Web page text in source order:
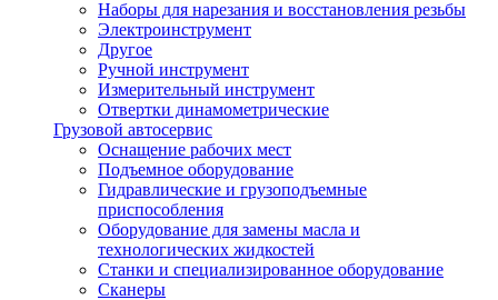
Наборы для нарезания и восстановления резьбы
Электроинструмент
Другое
Ручной инструмент
Измерительный инструмент
Отвертки динамометрические
Грузовой автосервис
Оснащение рабочих мест
Подъемное оборудование
Гидравлические и грузоподъемные
приспособления
Оборудование для замены масла и
технологических жидкостей
Станки и специализированное оборудование
Сканеры